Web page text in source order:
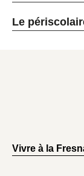
Le
Vivre à la